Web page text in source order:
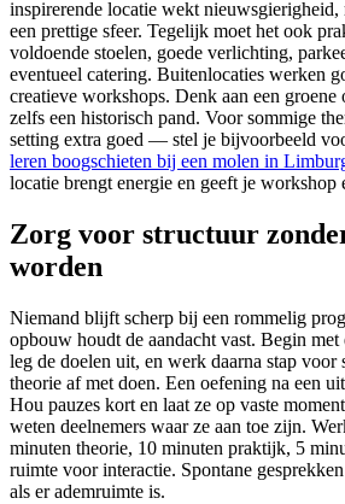
inspirerende locatie wekt
een prettige sfeer. Tegelijk moet het ook
voldoende stoelen, goede verlichting,
eventueel catering. Buitenlocaties werken
creatieve workshops. Denk aan een
zelfs een historisch pand. Voor sommige
setting extra goed — stel je bijvoorbeeld
leren boogschieten bij een molen in
locatie brengt energie en geeft je workshop
Zorg voor structuur
worden
Niemand blijft scherp bij een rommelig
opbouw houdt de aandacht vast. Begin
leg de doelen uit, en werk daarna stap voor
theorie af met doen. Een oefening na een
Hou pauzes kort en laat ze op vaste
weten deelnemers waar ze aan toe zijn.
minuten theorie, 10 minuten praktijk, 5
ruimte voor interactie. Spontane
als er ademruimte is.